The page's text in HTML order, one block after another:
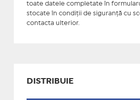
toate datele completate în
stocate în condiţii de siguranţă cu
contacta ulterior.
DISTRIBUIE